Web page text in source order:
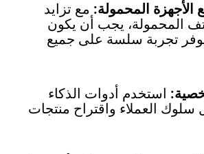
المحمولة: مع تزايد
المحمولة، يجب أن يكون
تجربة سلسة على جميع
استخدم أدوات الذكاء
سلوك العملاء واقتراح منتجات